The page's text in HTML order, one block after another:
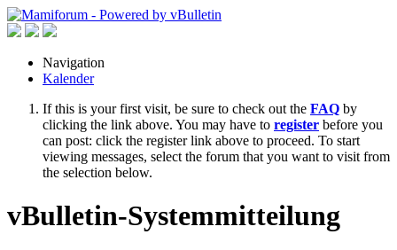
Navigation
Kalender
If this is your first visit, be sure to check out the FAQ by
clicking the link above. You may have to register before you
can post: click the register link above to proceed. To start
viewing messages, select the forum that you want to visit from
the selection below.
vBulletin-Systemmitteilung